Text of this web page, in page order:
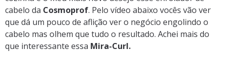
cabelo da Cosmoprof. Pelo vídeo abaixo vocês vão ver
que dá um pouco de aflição ver o negócio engolindo o
cabelo mas olhem que tudo o resultado. Achei mais do
que interessante essa Mira-Curl.